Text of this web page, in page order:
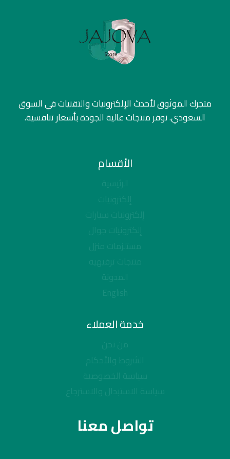
متجرك الموثوق لأحدث الإلكترونيات والتقنيات في السوق
السعودي. نوفر منتجات عالية الجودة بأسعار تنافسية.
الأقسام
الرئيسية
إلكترونيات
إلكترونيات سيارات
إلكترونيات جوال
مستلزمات منزل
منتجات ترفيهيه
المدونة
English
خدمة العملاء
من نحن
الشروط والأحكام
سياسة الخصوصية
سياسة الاستبدال والاسترجاع
تواصل معنا